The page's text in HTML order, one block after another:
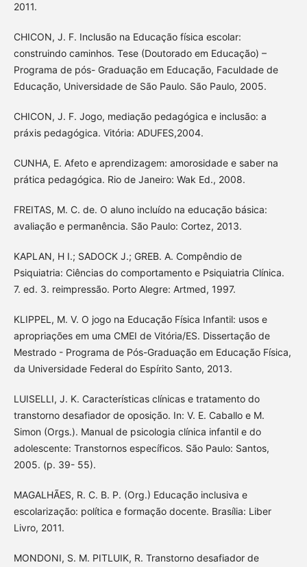
2011.
CHICON, J. F. Inclusão na Educação física escolar:
construindo caminhos. Tese (Doutorado em Educação) –
Programa de pós- Graduação em Educação, Faculdade de
Educação, Universidade de São Paulo. São Paulo, 2005.
CHICON, J. F. Jogo, mediação pedagógica e inclusão: a
práxis pedagógica. Vitória: ADUFES,2004.
CUNHA, E. Afeto e aprendizagem: amorosidade e saber na
prática pedagógica. Rio de Janeiro: Wak Ed., 2008.
FREITAS, M. C. de. O aluno incluído na educação básica:
avaliação e permanência. São Paulo: Cortez, 2013.
KAPLAN, H I.; SADOCK J.; GREB. A. Compêndio de
Psiquiatria: Ciências do comportamento e Psiquiatria Clínica.
7. ed. 3. reimpressão. Porto Alegre: Artmed, 1997.
KLIPPEL, M. V. O jogo na Educação Física Infantil: usos e
apropriações em uma CMEI de Vitória/ES. Dissertação de
Mestrado - Programa de Pós-Graduação em Educação Física,
da Universidade Federal do Espírito Santo, 2013.
LUISELLI, J. K. Características clínicas e tratamento do
transtorno desafiador de oposição. In: V. E. Caballo e M.
Simon (Orgs.). Manual de psicologia clínica infantil e do
adolescente: Transtornos específicos. São Paulo: Santos,
2005. (p. 39- 55).
MAGALHÃES, R. C. B. P. (Org.) Educação inclusiva e
escolarização: política e formação docente. Brasília: Liber
Livro, 2011.
MONDONI, S. M. PITLUIK, R. Transtorno desafiador de